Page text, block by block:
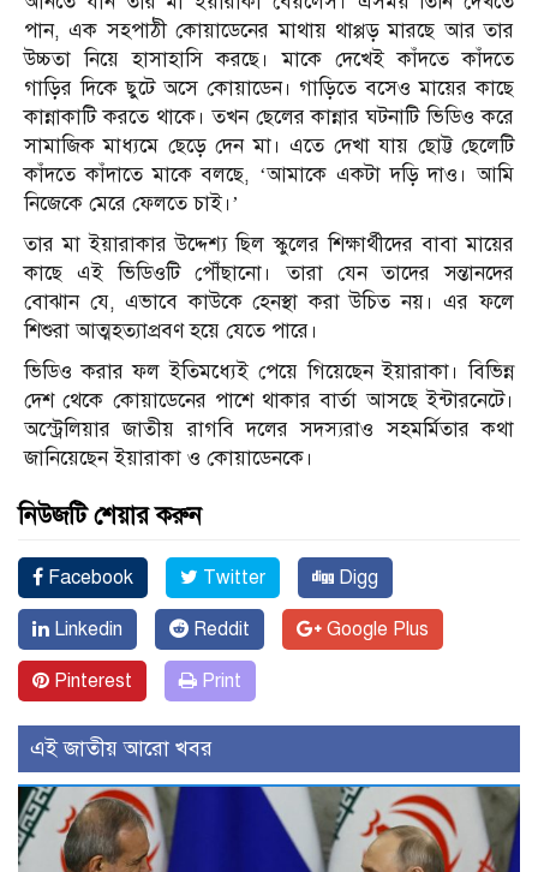
পান, এক সহপাঠী কোয়াডেনের মাথায় থাপ্পড় মারছে আর তার
উচ্চতা নিয়ে হাসাহাসি করছে। মাকে দেখেই কাঁদতে কাঁদতে
গাড়ির দিকে ছুটে অসে কোয়াডেন। গাড়িতে বসেও মায়ের কাছে
কান্নাকাটি করতে থাকে। তখন ছেলের কান্নার ঘটনাটি ভিডিও করে
সামাজিক মাধ্যমে ছেড়ে দেন মা। এতে দেখা যায় ছোট্ট ছেলেটি
কাঁদতে কাঁদাতে মাকে বলছে, ‘‌আমাকে একটা দড়ি দাও। আমি
নিজেকে মেরে ফেলতে চাই।’
তার মা ইয়ারাকার উদ্দেশ্য ছিল স্কুলের শিক্ষার্থীদের বাবা মায়ের
কাছে এই ভিডিওটি পৌঁছানো। তারা যেন তাদের সন্তানদের
বোঝান যে, এভাবে কাউকে হেনস্থা করা উচিত নয়। এর ফলে
শিশুরা আত্মহত্যাপ্রবণ হয়ে যেতে পারে।
ভিডিও করার ফল ইতিমধ্যেই পেয়ে গিয়েছেন ইয়ারাকা। বিভিন্ন
দেশ থেকে কোয়াডেনের পাশে থাকার বার্তা আসছে ইন্টারনেটে।
অস্ট্রেলিয়ার জাতীয় রাগবি দলের সদস্যরাও সহমর্মিতার কথা
জানিয়েছেন ইয়ারাকা ও কোয়াডেনকে।
নিউজটি শেয়ার করুন
Facebook Twitter Digg
Linkedin Reddit Google Plus
Pinterest Print
এই জাতীয় আরো খবর